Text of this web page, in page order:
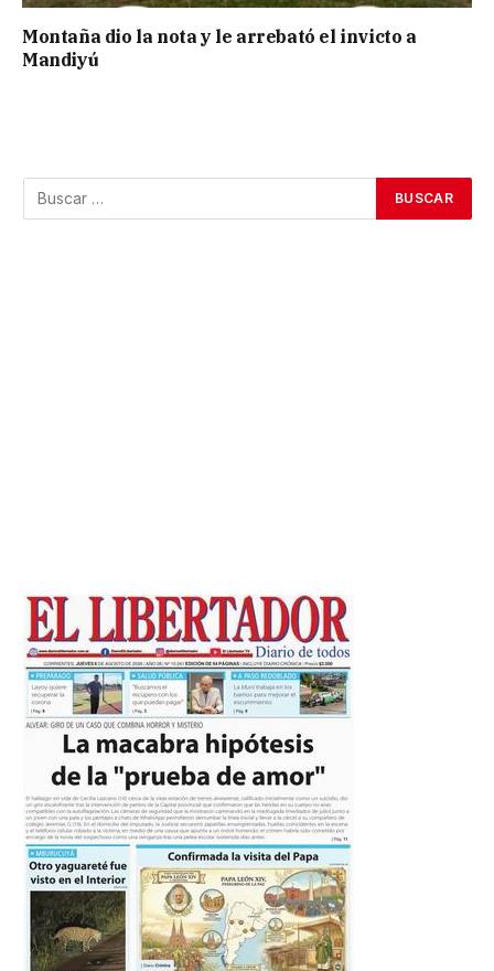
Montaña dio la nota y le arrebató el invicto a
Mandiyú